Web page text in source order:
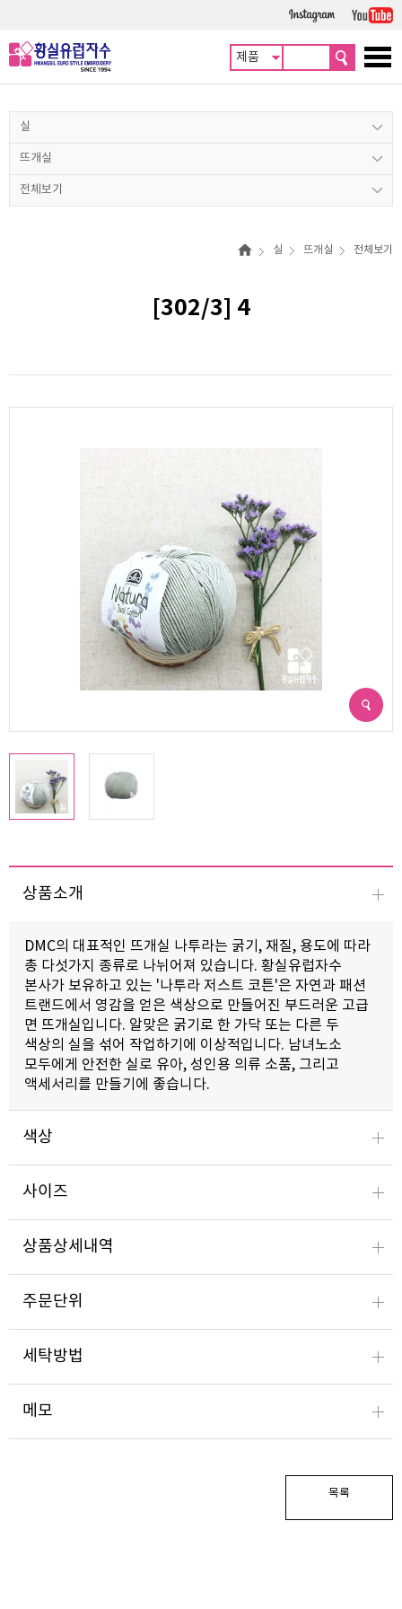
실
뜨개실
전체보기
실 뜨개실 전체보기
[302/3] 4
상품소개
DMC의 대표적인 뜨개실 나투라는 굵기 , 재질, 용도에 따라
총 다섯가지 종류로 나뉘어져 있습니다. 황실유럽자수
본사가 보유하고 있는 '나투라 저스트 코튼'은 자연과 패션
트랜드에서 영감을 얻은 색상으로 만들어진 부드러운 고급
면 뜨개실입니다. 알맞은 굵기로 한 가닥 또는 다른 두
색상의 실을 섞어 작업하기에 이상적입니다. 남녀노소
모두에게 안전한 실로 유아, 성인용 의류 소품, 그리고
액세서리를 만들기에 좋습니다.
색상
사이즈
상품상세내역
주문단위
세탁방법
메모
목록